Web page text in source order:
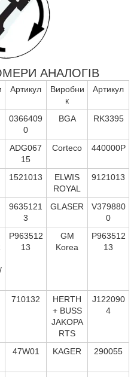
АНАЛОГІВ
Артикул
Виробни
к
Артикул
0366409
0
BGA RK3395
ADG067
15
Corteco 440000P
1521013
ELWIS
ROYAL
9121013
9635121
3
GLASER
V379880
0
P963512
13
GM
Korea
P963512
13
710132
HERTH
+ BUSS
JAKOPA
RTS
J122090
4
47W01 KAGER 290055